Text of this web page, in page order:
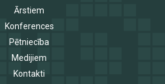
Ārstiem
Konferences
Pētniecība
Medijiem
Kontakti